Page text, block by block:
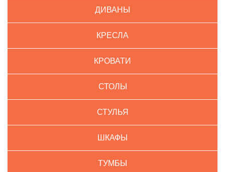
ДИВАНЫ
КРЕСЛА
КРОВАТИ
СТОЛЫ
СТУЛЬЯ
ШКАФЫ
ТУМБЫ